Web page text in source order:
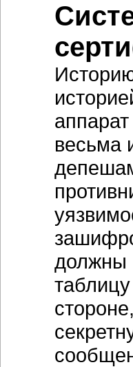
весьма
должны